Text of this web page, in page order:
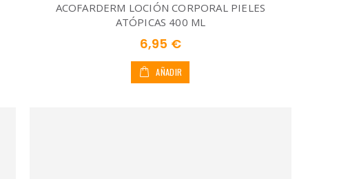
ACOFARDERM LOCIÓN CORPORAL PIELES
ATÓPICAS 400 ML
6,95 €
AÑADIR